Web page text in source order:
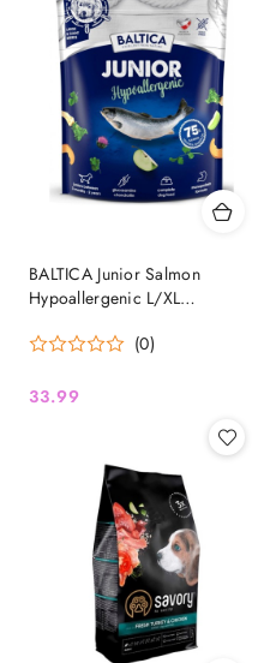
BALTICA Junior Salmon
Hypoallergenic L/XL
dla szczeniąt ras dużych i
(0)
Cena:
33.99